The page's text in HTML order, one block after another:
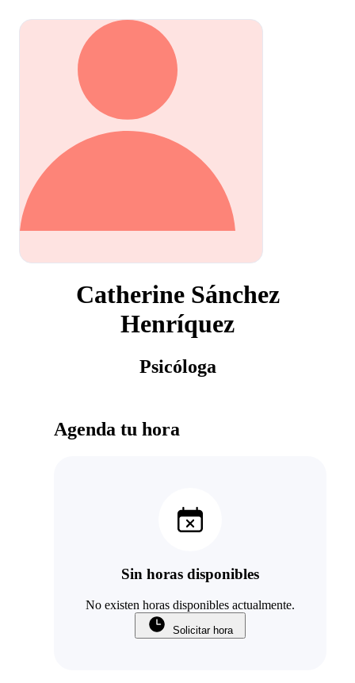
Catherine Sánchez
Henríquez
Psicóloga
Agenda tu hora
Sin horas disponibles
No existen horas disponibles actualmente.
Solicitar hora